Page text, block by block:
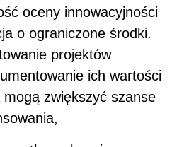
oceny innowacyjności
o ograniczone środki.
projektów
ich wartości
zwiększyć szanse